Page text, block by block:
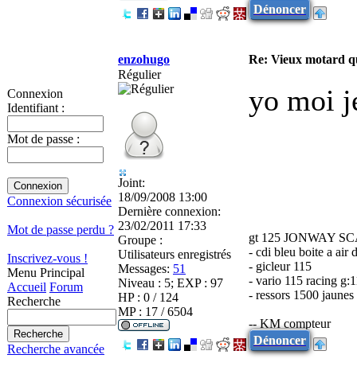
Connexion
Identifiant :
Mot de passe :
Connexion sécurisée
Mot de passe perdu ?
Inscrivez-vous !
Menu Principal
Accueil Forum
Recherche
Recherche avancée
Dénoncer
enzohugo
Re: Vieux motard
Régulier
Joint:
18/09/2008 13:00
Dernière connexion:
23/02/2011 17:33
Groupe :
Utilisateurs enregistrés
Messages: 51
Niveau : 5; EXP : 97
HP : 0 / 124
MP : 17 / 6504
yo moi
gt 125 JONWAY
- cdi bleu boite a air
- gicleur 115
- vario 115 racing
- ressors 1500
-- KM compteur
Dénoncer